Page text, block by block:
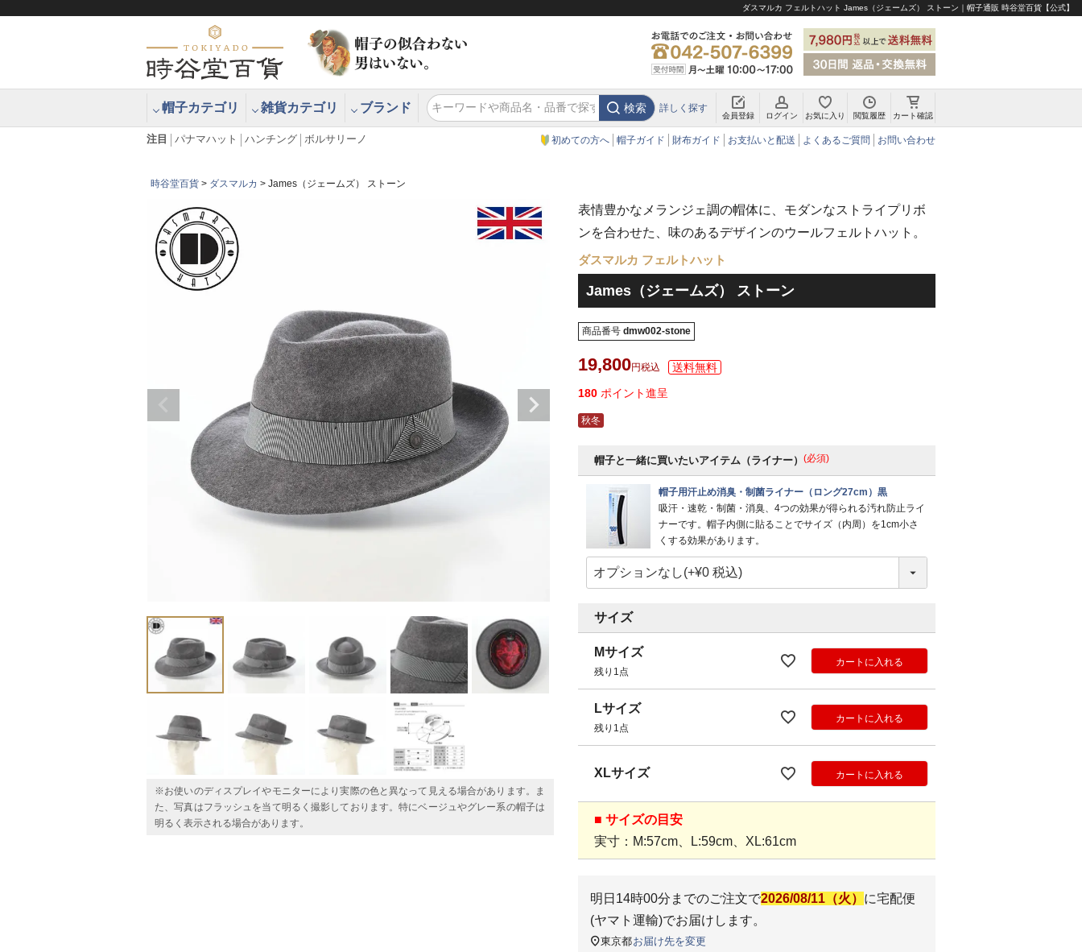
ダスマルカ フェルトハット James（ジェームズ） ストーン｜帽子通販 時谷堂百貨【公式】
帽子カテゴリ 雑貨カテゴリ ブランド 検索 詳しく探す
会員登録 ログイン お気に入り 閲覧履歴 カート確認
注目 パナマハット ハンチング ボルサリーノ 初めての方へ 帽子ガイド 財布ガイド お支払いと配送 よくあるご質問 お問い合わせ
時谷堂百貨 ダスマルカ James（ジェームズ） ストーン
※お使いのディスプレイやモニターにより実際の色と異なって見える場合があります。ま
た、写真はフラッシュを当て明るく撮影しております。特にベージュやグレー系の帽子は
明るく表示される場合があります。
表情豊かなメランジェ調の帽体に、モダンなストライプリボ
ンを合わせた、味のあるデザインのウールフェルトハット。
ダスマルカ フェルトハット
James（ジェームズ） ストーン
商品番号 dmw002-stone
19,800 税込
180 ポイント進呈
秋冬
帽子と一緒に買いたいアイテム（ライナー） (必須)
帽子用汗止め消臭・制菌ライナー（ロング27cm）黒
吸汗・速乾・制菌・消臭、4つの効果が得られる汚れ防止ライ
ナーです。帽子内側に貼ることでサイズ（内周）を1cm小さ
くする効果があります。
サイズ
Mサイズ
残り1点
カートに入れる
Lサイズ
残り1点
カートに入れる
XLサイズ カートに入れる
■ サイズの目安
実寸：M:57cm、L:59cm、XL:61cm
明日 14時00分 までのご注文で2026/08/11（火） に宅配便
(ヤマト運輸)でお届けします。
東京都お届け先を変更